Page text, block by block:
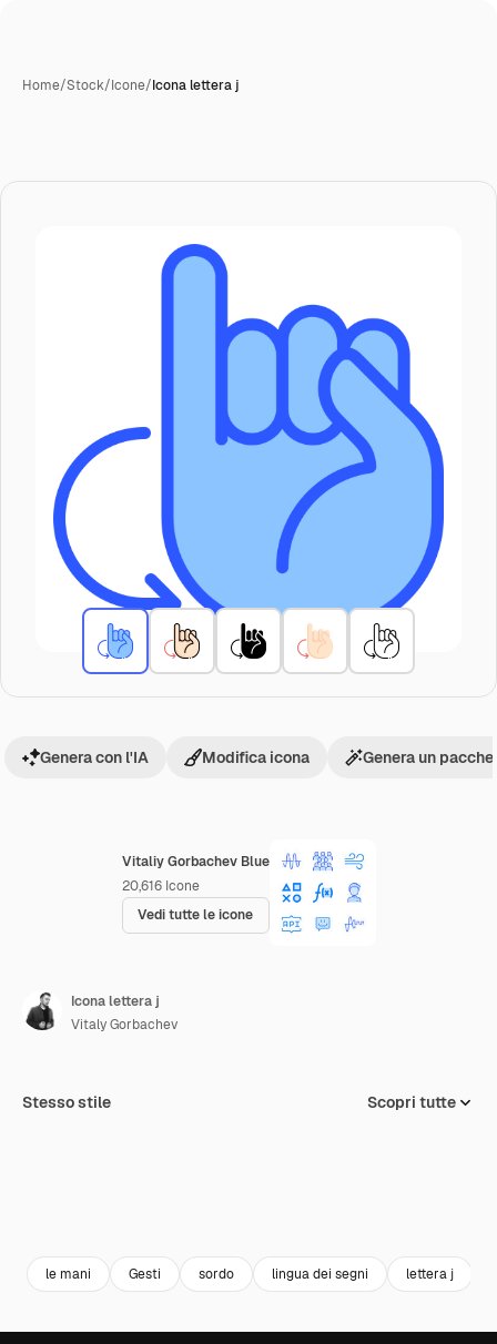
Home/Stock/Icone/Icona lettera j
Vitaliy Gorbachev Blue
20,616 Icone
Vedi tutte le icone
Genera con l'IA Modifica icona Genera un
Icona lettera j
Vitaly Gorbachev
Stesso stile Scopri tutte
le mani Gesti sordo lingua dei segni lettera j